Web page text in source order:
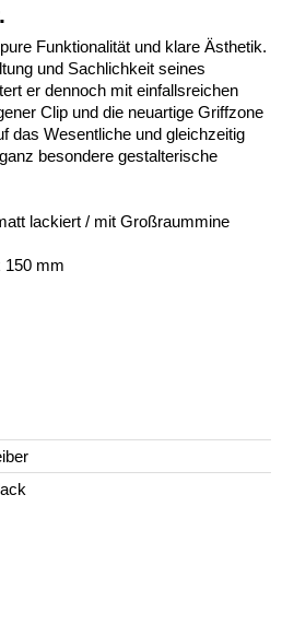
Funktionalität und klare Ästhetik.
und Sachlichkeit seines
er dennoch mit einfallsreichen
Clip und die neuartige Griffzone
das Wesentliche und gleichzeitig
besondere gestalterische
lackiert / mit Großraummine
150 mm